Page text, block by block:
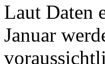
Laut Daten
Januar